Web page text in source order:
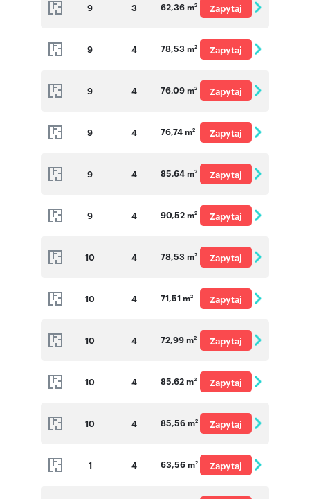
9 3 62,36 m2
Zapytaj
9 4 78,53 m2
Zapytaj
9 4 76,09 m2
Zapytaj
9 4 76,74 m2
Zapytaj
9 4 85,64 m2
Zapytaj
9 4 90,52 m2
Zapytaj
10 4 78,53 m2
Zapytaj
10 4 71,51 m2
Zapytaj
10 4 72,99 m2
Zapytaj
10 4 85,62 m2
Zapytaj
10 4 85,56 m2
Zapytaj
1 4 63,56 m2
Zapytaj